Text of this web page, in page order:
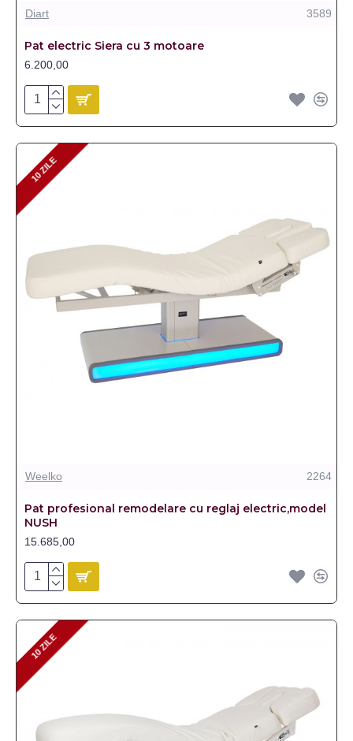
Diart 3589
Pat electric Siera cu 3 motoare
6.200,00
10 ZILE
10 ZILE
Weelko 2264
Pat profesional remodelare cu reglaj electric,model
NUSH
15.685,00
10 ZILE
10 ZILE